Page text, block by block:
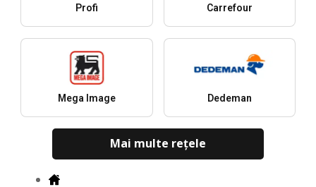
Profi Carrefour
Mega Image Dedeman
Mai multe reţele